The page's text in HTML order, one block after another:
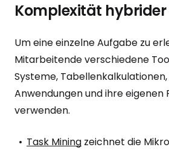
Komplexität
Um eine einzelne Aufgabe zu
Mitarbeitende verschiedene
Systeme,
Anwendungen und ihre eigenen
verwenden.
Task Mining zeichnet die